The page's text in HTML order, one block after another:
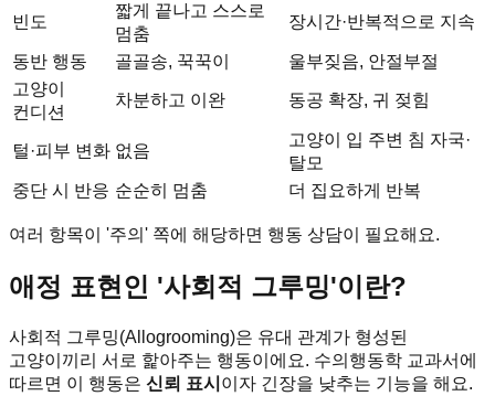
빈도
짧게 끝나고 스스로
멈춤
장시간·반복적으로 지속
동반 행동 골골송, 꾹꾹이
울부짖음, 안절부절
고양이
컨디션
차분하고 이완 동공 확장, 귀 젖힘
털·피부 변화 없음
고양이 입 주변 침 자국·
탈모
중단 시 반응 순순히 멈춤 더 집요하게 반복
여러 항목이 '주의' 쪽에 해당하면 행동 상담이 필요해요.
애정 표현인 '사회적 그루밍'이란?
사회적 그루밍(Allogrooming)은 유대 관계가 형성된
고양이끼리 서로 핥아주는 행동이에요. 수의행동학 교과서에
따르면 이 행동은 신뢰 표시 이자 긴장을 낮추는 기능을 해요.